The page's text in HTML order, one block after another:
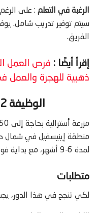
الرغبة في التعلم : على الرغم
سيتم توفير تدريب شامل.
الفريق.
إقرأ أيضًا : فرص العمل
ذهبية للهجرة والعمل
الوظيفة 2: عامل مزرعة الموز
منطقة إينيسفيل في شمال
لمدة 6-9 أشهر، مع بداية فورية.
متطلبات
لكي تنجح في هذا الدور،